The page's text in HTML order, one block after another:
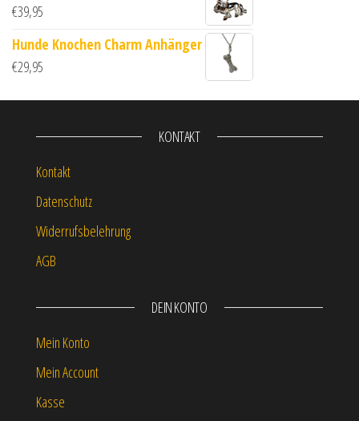
€39,95
Hunde Knochen Charm Anhänger
€29,95
KONTAKT
Kontakt
Datenschutz
Widerrufsbelehrung
AGB
DEIN KONTO
Mein Konto
Mein Account
Kasse